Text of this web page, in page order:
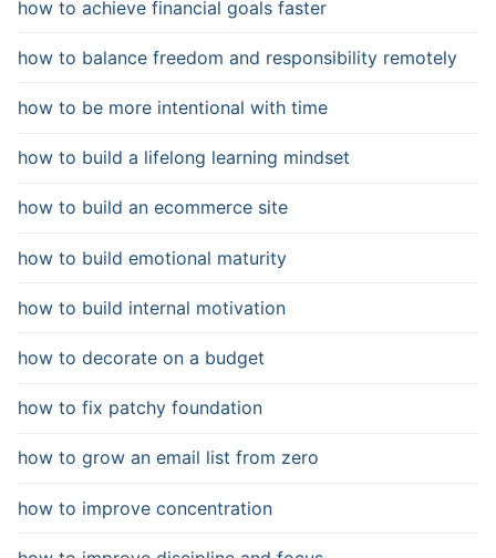
how to achieve financial goals faster
how to balance freedom and responsibility remotely
how to be more intentional with time
how to build a lifelong learning mindset
how to build an ecommerce site
how to build emotional maturity
how to build internal motivation
how to decorate on a budget
how to fix patchy foundation
how to grow an email list from zero
how to improve concentration